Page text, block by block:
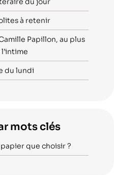
à retenir
Papillon, au plus
du lundi
mots clés
que choisir ?